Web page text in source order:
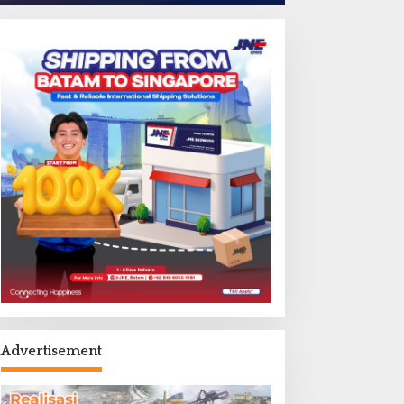
Batam,Headline,Travel,Wisata
Grand Mercure Batam Centre
Penawaran Eksklusif “The
Advertisement